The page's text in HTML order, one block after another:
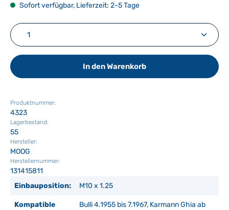
Sofort verfügbar, Lieferzeit: 2-5 Tage
Produkt Anzahl: Gib den gewünschten Wert ein
In den Warenkorb
Produktnummer:
4323
Lagerbestand:
55
Hersteller:
MOOG
Herstellernummer:
131415811
Einbauposition:
M10 x 1.25
Kompatible
Bulli 4.1955 bis 7.1967, Karmann Ghia ab